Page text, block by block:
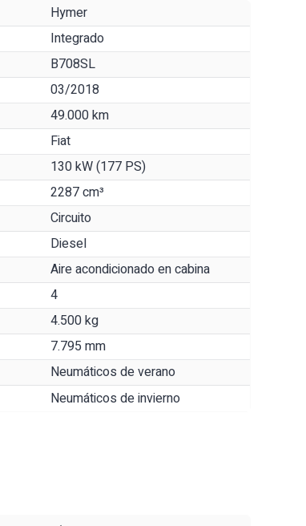
Hymer
Integrado
B708SL
03/2018
49.000 km
Fiat
130 kW (177 PS)
2287 cm³
Circuito
Diesel
Aire acondicionado en cabina
4
4.500 kg
7.795 mm
Neumáticos de verano
Neumáticos de invierno